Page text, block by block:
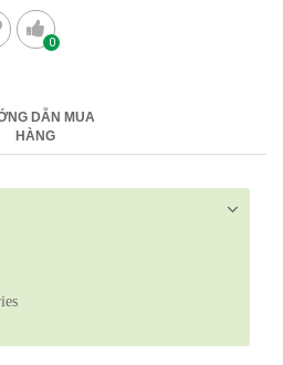
0
DẪN MUA
HÀNG